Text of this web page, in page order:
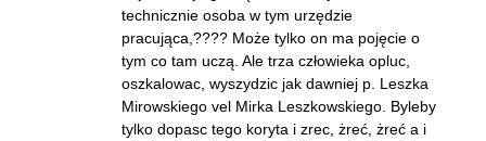
technicznie osoba w tym urzędzie
pracująca,???? Może tylko on ma pojęcie o
tym co tam uczą. Ale trza człowieka opluc,
oszkalowac, wyszydzic jak dawniej p. Leszka
Mirowskiego vel Mirka Leszkowskiego. Byleby
tylko dopasc tego koryta i zrec, żreć, żreć a i